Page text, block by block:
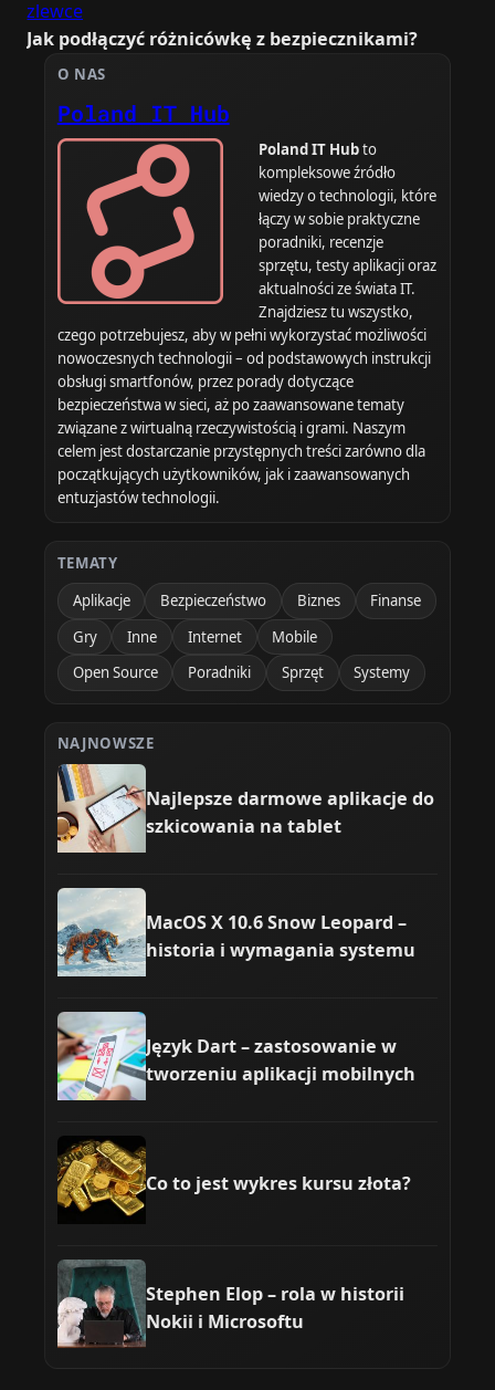
Jak podłączyć różnicówkę z bezpiecznikami?
O NAS
Poland IT Hub
Poland IT Hubto
kompleksowe źródło
wiedzy o technologii, które
łączy w sobie praktyczne
poradniki, recenzje
sprzętu, testy aplikacji oraz
aktualności ze świata IT.
Znajdziesz tu wszystko,
czego potrzebujesz, aby w pełni wykorzystać możliwości
nowoczesnych technologii – od podstawowych instrukcji
obsługi smartfonów, przez porady dotyczące
bezpieczeństwa w sieci, aż po zaawansowane tematy
związane z wirtualną rzeczywistością i grami. Naszym
celem jest dostarczanie przystępnych treści zarówno dla
początkujących użytkowników, jak i zaawansowanych
entuzjastów technologii.
TEMATY
Aplikacje
Bezpieczeństwo Biznes
Finanse
Gry
Inne Internet
Mobile
Open Source
Poradniki Sprzęt Systemy
NAJNOWSZE
Najlepsze darmowe aplikacje do
szkicowania na tablet
MacOS X 10.6 Snow Leopard –
historia i wymagania systemu
Język Dart – zastosowanie w
tworzeniu aplikacji mobilnych
Co to jest wykres kursu złota?
Stephen Elop – rola w historii
Nokii i Microsoftu